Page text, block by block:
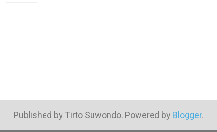
Published by Tirto Suwondo. Powered by Blogger.